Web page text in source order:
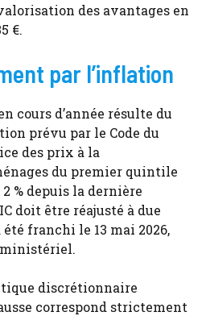
des avantages en
€.
par l’inflation
cours d’année résulte du
prévu par le Code du
des prix à la
du premier quintile
% depuis la dernière
doit être réajusté à due
franchi le 13 mai 2026,
discrétionnaire
correspond strictement